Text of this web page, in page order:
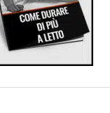
Plug)